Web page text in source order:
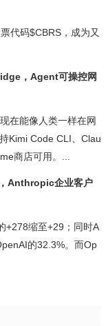
代码$CBRS，成为又
，Agent可操控网
在能像人类一样在网
Kimi Code CLI、Clau
商店可用。...
Anthropic企业客户
+278缩至+29；同时A
的32.3%。而Op